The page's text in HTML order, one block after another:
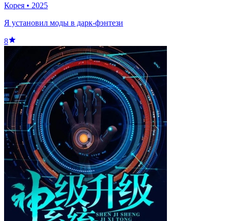
Корея • 2025
Я установил моды в дарк-фэнтези
8